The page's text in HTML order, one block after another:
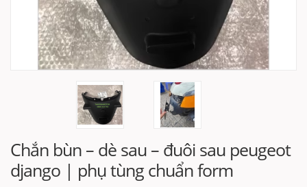
Chắn bùn – dè sau – đuôi sau peugeot
django | phụ tùng chuẩn form